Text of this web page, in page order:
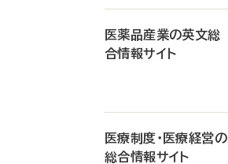
医薬品産業の英文総
合情報サイト
医療制度・医療経営の
総合情報サイト